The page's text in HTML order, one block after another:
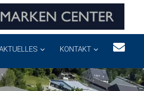
KONTAKT